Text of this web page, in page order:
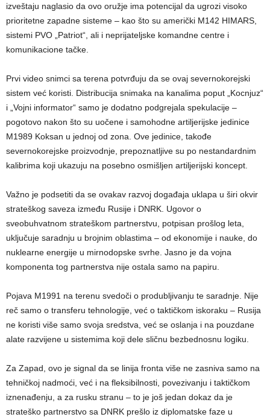
izveštaju naglasio da ovo oružje ima potencijal da ugrozi visoko
prioritetne zapadne sisteme – kao što su američki M142 HIMARS,
sistemi PVO „Patriot“, ali i neprijateljske komandne centre i
komunikacione tačke.
Prvi video snimci sa terena potvrđuju da se ovaj severnokorejski
sistem već koristi. Distribucija snimaka na kanalima poput „Kocnjuz“
i „Vojni informator“ samo je dodatno podgrejala spekulacije –
pogotovo nakon što su uočene i samohodne artiljerijske jedinice
M1989 Koksan u jednoj od zona. Ove jedinice, takođe
severnokorejske proizvodnje, prepoznatljive su po nestandardnim
kalibrima koji ukazuju na posebno osmišljen artiljerijski koncept.
Važno je podsetiti da se ovakav razvoj događaja uklapa u širi okvir
strateškog saveza između Rusije i DNRK. Ugovor o
sveobuhvatnom strateškom partnerstvu, potpisan prošlog leta,
uključuje saradnju u brojnim oblastima – od ekonomije i nauke, do
nuklearne energije u mirnodopske svrhe. Jasno je da vojna
komponenta tog partnerstva nije ostala samo na papiru.
Pojava M1991 na terenu svedoči o produbljivanju te saradnje. Nije
reč samo o transferu tehnologije, već o taktičkom iskoraku – Rusija
ne koristi više samo svoja sredstva, već se oslanja i na pouzdane
alate razvijene u sistemima koji dele sličnu bezbednosnu logiku.
Za Zapad, ovo je signal da se linija fronta više ne zasniva samo na
tehničkoj nadmoći, već i na fleksibilnosti, povezivanju i taktičkom
iznenađenju, a za rusku stranu – to je još jedan dokaz da je
strateško partnerstvo sa DNRK prešlo iz diplomatske faze u